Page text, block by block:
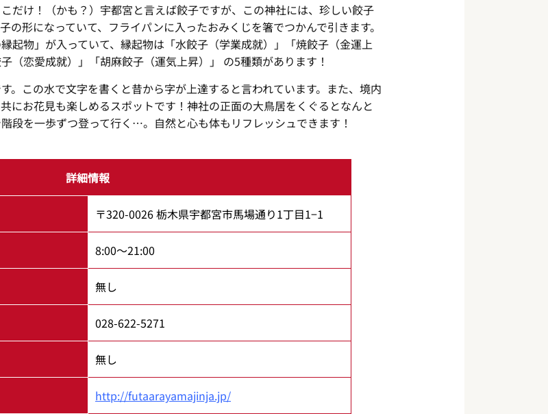
だけ！（かも？）宇都宮と言えば餃子ですが、この神社には、珍しい餃子
の形になっていて、フライパンに入ったおみくじを箸でつかんで引きます。
起物」が入っていて、縁起物は「水餃子（学業成就）」「焼餃子（金運上
（恋愛成就）」「胡麻餃子（運気上昇）」 の5種類があります！
。この水で文字を書くと昔から字が上達すると言われています。また、境内
にお花見も楽しめるスポットです！神社の正面の大鳥居をくぐるとなんと
段を一歩ずつ登って行く…。自然と心も体もリフレッシュできます！
詳細情報
〒320-0026 栃木県宇都宮市馬場通り1丁目1−1
8:00～21:00
無し
028-622-5271
無し
http://futaarayamajinja.jp/